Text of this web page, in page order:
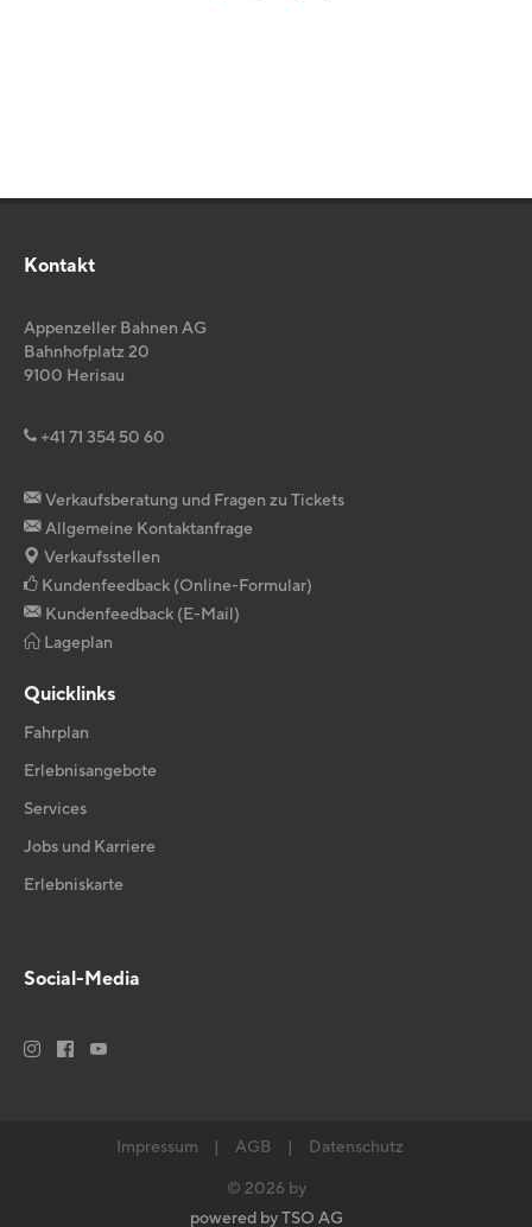
Kontakt
Appenzeller Bahnen AG
Bahnhofplatz 20
9100 Herisau
+41 71 354 50 60
Verkaufsberatung und Fragen zu Tickets
Allgemeine Kontaktanfrage
Verkaufsstellen
Kundenfeedback (Online-Formular)
Kundenfeedback (E-Mail)
Lageplan
Quicklinks
Fahrplan
Erlebnisangebote
Services
Jobs und Karriere
Erlebniskarte
Social-Media
  
Impressum | AGB |
Datenschutz
© 2026 by
powered by TSO AG